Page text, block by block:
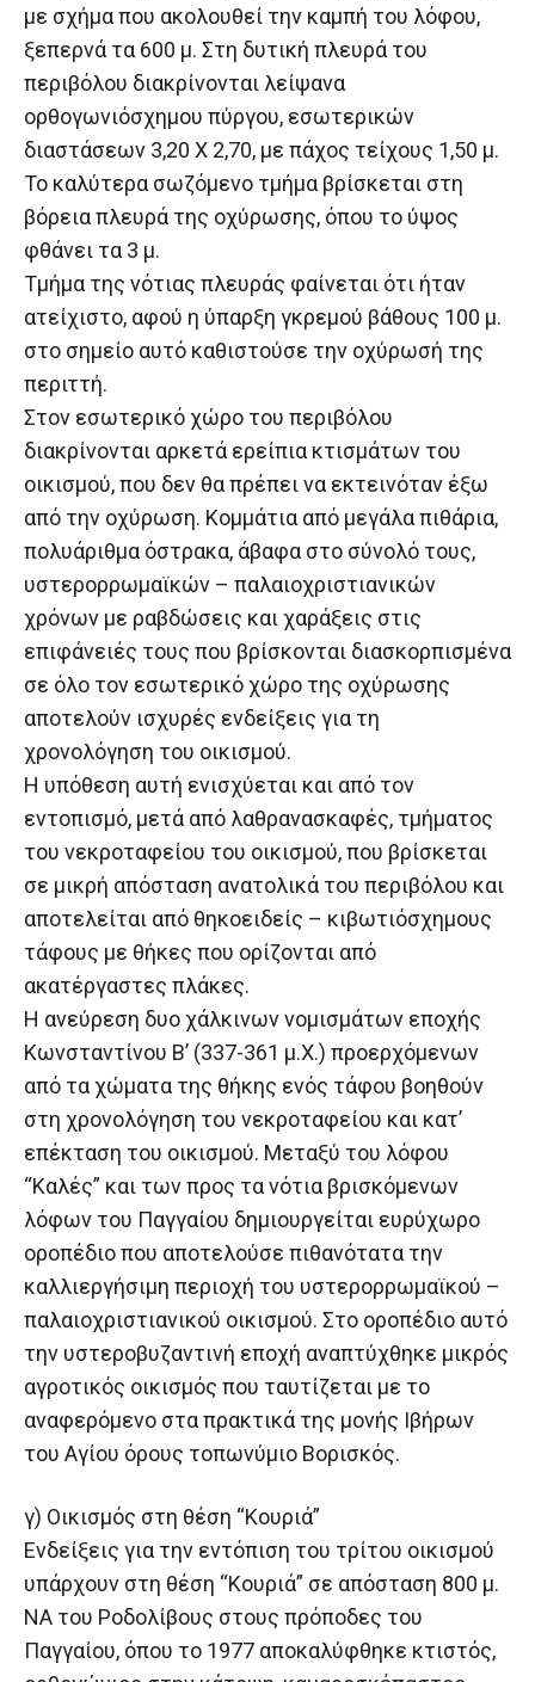
με σχήμα που ακολουθεί την καμπή του λόφου,
ξεπερνά τα 600 μ. Στη δυτική πλευρά του
περιβόλου διακρίνονται λείψανα
ορθογωνιόσχημου πύργου, εσωτερικών
διαστάσεων 3,20 Χ 2,70, με πάχος τείχους 1,50 μ.
Το καλύτερα σωζόμενο τμήμα βρίσκεται στη
βόρεια πλευρά της οχύρωσης, όπου το ύψος
φθάνει τα 3 μ.
Τμήμα της νότιας πλευράς φαίνεται ότι ήταν
ατείχιστο, αφού η ύπαρξη γκρεμού βάθους 100 μ.
στο σημείο αυτό καθιστούσε την οχύρωσή της
περιττή.
Στον εσωτερικό χώρο του περιβόλου
διακρίνονται αρκετά ερείπια κτισμάτων του
οικισμού, που δεν θα πρέπει να εκτεινόταν έξω
από την οχύρωση. Κομμάτια από μεγάλα πιθάρια,
πολυάριθμα όστρακα, άβαφα στο σύνολό τους,
υστερορρωμαϊκών – παλαιοχριστιανικών
χρόνων με ραβδώσεις και χαράξεις στις
επιφάνειές τους που βρίσκονται διασκορπισμένα
σε όλο τον εσωτερικό χώρο της οχύρωσης
αποτελούν ισχυρές ενδείξεις για τη
χρονολόγηση του οικισμού.
Η υπόθεση αυτή ενισχύεται και από τον
εντοπισμό, μετά από λαθρανασκαφές, τμήματος
του νεκροταφείου του οικισμού, που βρίσκεται
σε μικρή απόσταση ανατολικά του περιβόλου και
αποτελείται από θηκοειδείς – κιβωτιόσχημους
τάφους με θήκες που ορίζονται από
ακατέργαστες πλάκες.
Η ανεύρεση δυο χάλκινων νομισμάτων εποχής
Κωνσταντίνου Β’ (337-361 μ.Χ.) προερχόμενων
από τα χώματα της θήκης ενός τάφου βοηθούν
στη χρονολόγηση του νεκροταφείου και κατ’
επέκταση του οικισμού. Μεταξύ του λόφου
“Καλές” και των προς τα νότια βρισκόμενων
λόφων του Παγγαίου δημιουργείται ευρύχωρο
οροπέδιο που αποτελούσε πιθανότατα την
καλλιεργήσιμη περιοχή του υστερορρωμαϊκού –
παλαιοχριστιανικού οικισμού. Στο οροπέδιο αυτό
την υστεροβυζαντινή εποχή αναπτύχθηκε μικρός
αγροτικός οικισμός που ταυτίζεται με το
αναφερόμενο στα πρακτικά της μονής Ιβήρων
του Αγίου όρους τοπωνύμιο Βορισκός.
γ) Οικισμός στη θέση “Κουριά”
Ενδείξεις για την εντόπιση του τρίτου οικισμού
υπάρχουν στη θέση “Κουριά” σε απόσταση 800 μ.
ΝΑ του Ροδολίβους στους πρόποδες του
Παγγαίου, όπου το 1977 αποκαλύφθηκε κτιστός,